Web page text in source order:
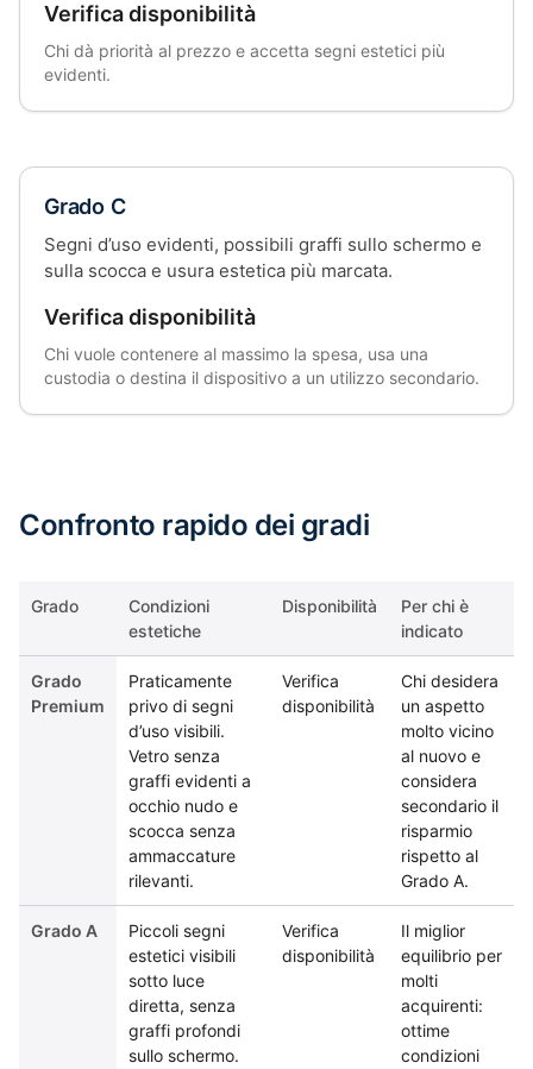
Verifica disponibilità
Chi dà priorità al prezzo e accetta segni estetici più
evidenti.
Grado C
Segni d’uso evidenti, possibili graffi sullo schermo e
sulla scocca e usura estetica più marcata.
Verifica disponibilità
Chi vuole contenere al massimo la spesa, usa una
custodia o destina il dispositivo a un utilizzo secondario.
Confronto rapido dei gradi
Grado
Condizioni
estetiche
Disponibilità
Per chi è
indicato
Grado
Premium
Praticamente
privo di segni
d’uso visibili.
Vetro senza
graffi evidenti a
occhio nudo e
scocca senza
ammaccature
rilevanti.
Verifica
disponibilità
Chi desidera
un aspetto
molto vicino
al nuovo e
considera
secondario il
risparmio
rispetto al
Grado A.
Grado A
Piccoli segni
estetici visibili
sotto luce
diretta, senza
graffi profondi
sullo schermo.
Verifica
disponibilità
Il miglior
equilibrio per
molti
acquirenti:
ottime
condizioni